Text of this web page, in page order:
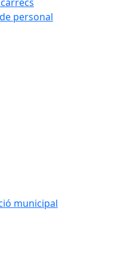
personal
municipal